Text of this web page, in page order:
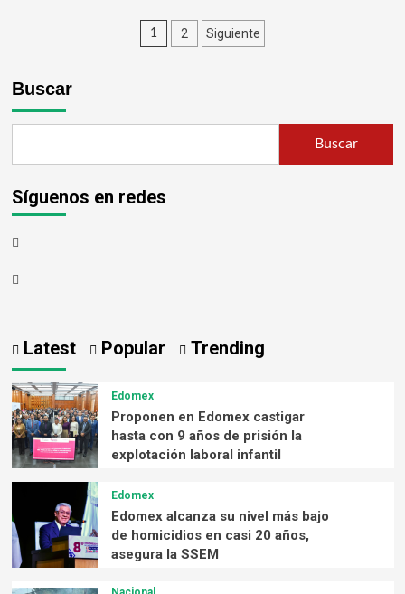
1 2 Siguiente
Buscar
Buscar
Síguenos en redes
Latest Popular Trending
Edomex
Proponen en Edomex castigar
hasta con 9 años de prisión la
explotación laboral infantil
Edomex
Edomex alcanza su nivel más bajo
de homicidios en casi 20 años,
asegura la SSEM